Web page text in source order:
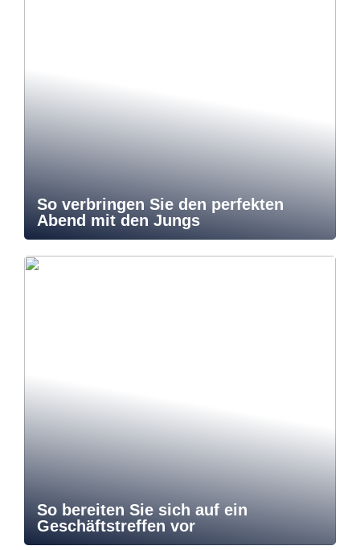
So verbringen Sie den perfekten
Abend mit den Jungs
So bereiten Sie sich auf ein
Geschäftstreffen vor